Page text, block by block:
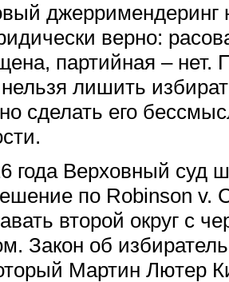
верно:
партийная – нет.
лишить
сделать его
года Верховный суд
по Robinson v.
второй округ с
Закон об
Мартин Лютер